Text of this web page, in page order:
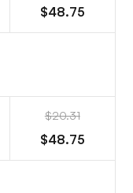
$48.75
$20.31
$48.75